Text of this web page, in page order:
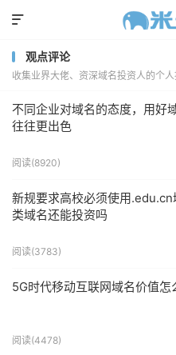

观点评论
收集业界大佬、资深域名投资人的个
不同企业对域名的态度，用好
往往更出色
阅读(8920)
新规要求高校必须使用.edu.cn
类域名还能投资吗
阅读(3783)
5G时代移动互联网域名价值怎
阅读(4478)